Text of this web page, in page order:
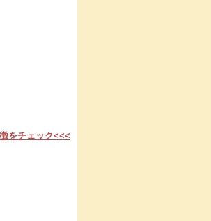
をチェック<<<